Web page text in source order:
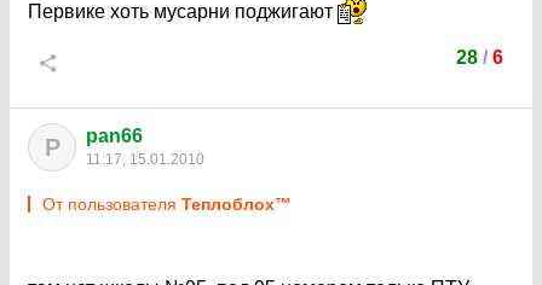
Первике хоть мусарни поджигают
28 / 6
P pan66
11:17, 15.01.2010
От пользователя Теплоблох™